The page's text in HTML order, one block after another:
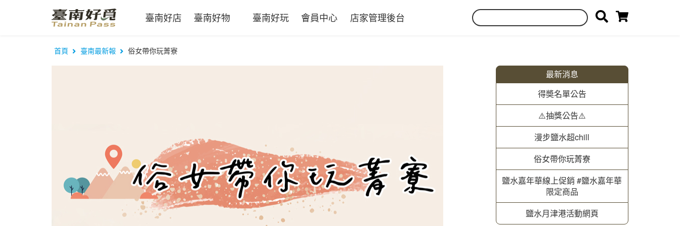
臺南好店 臺南好物 臺南好玩 會員中心 店家管理後台
首頁 臺南最新報 俗女帶你玩菁寮
最新消息
得奬名單公告
⚠️抽獎公告⚠️
漫步鹽水超chill
俗女帶你玩菁寮
鹽水嘉年華線上促銷 #鹽水嘉年華
限定商品
鹽水月津港活動網頁